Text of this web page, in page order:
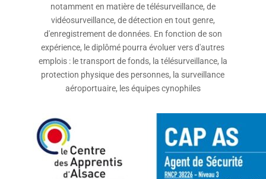
notamment en matière de télésurveillance, de
vidéosurveillance, de détection en tout genre,
d'enregistrement de données. En fonction de son
expérience, le diplômé pourra évoluer vers d'autres
emplois : le transport de fonds, la télésurveillance, la
protection physique des personnes, la surveillance
aéroportuaire, les équipes cynophiles